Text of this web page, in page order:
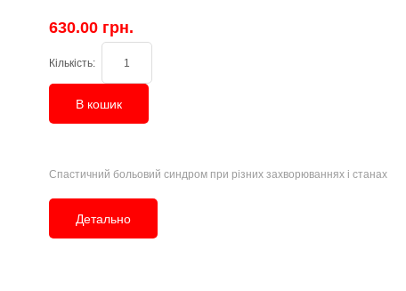
630.00 грн.
В кошик
Кількість:
Спастичний больовий синдром при різних захворюваннях і станах
Детально